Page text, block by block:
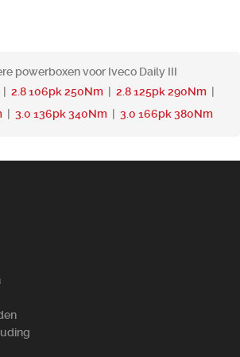
powerboxen voor Iveco Daily III
2.8 106pk 250Nm| 2.8 125pk 290Nm|
| 3.0 136pk 340Nm| 3.0 166pk 380Nm